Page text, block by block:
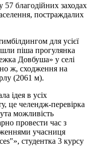
57 благодійних заходах
постраждалих
для усієї
піша прогулянка
Довбуша» у селі
ж, сходження на
(2061 м).
ідея в усіх
це челендж-перевірка
можливість
провести час з
учасниця
студентка 3 курсу